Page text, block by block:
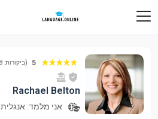
5 (ביקורות: 8)
Rachael Belton
אני מלמד: אנגלית